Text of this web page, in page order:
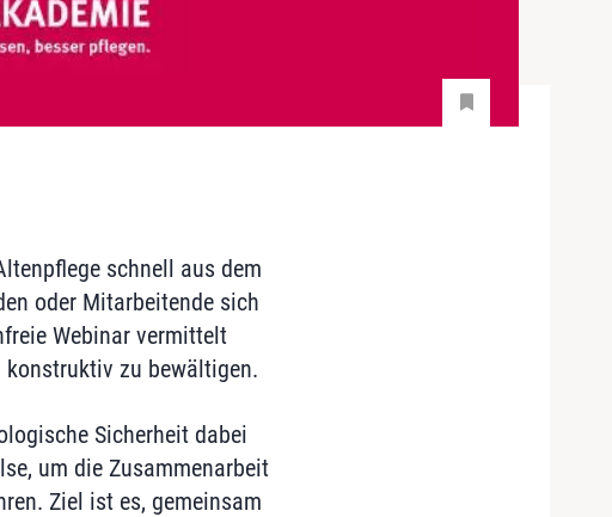
schnell aus dem
oder Mitarbeitende sich
Webinar vermittelt
zu bewältigen.
Sicherheit dabei
um die Zusammenarbeit
Ziel ist es, gemeinsam